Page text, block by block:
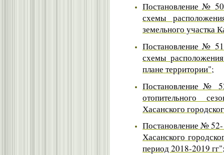
Постановление №
схемы
земельного участка
Постановление №
схемы
плане территории";
Постановление №
отопительного
Хасанского
Постановление №
Хасанского
период 2018-2019